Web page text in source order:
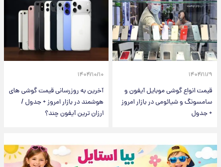
۱۴۰۴/۱۱/۹
قیمت انواع گوشی موبایل آیفون و
سامسونگ و شیائومی در بازار امروز
+ جدول
۱۴۰۴/۱۰/۱۰
آخرین به روزرسانی قیمت گوشی های
هوشمند در بازار امروز + جدول /
ارزان ترین آیفون چند؟